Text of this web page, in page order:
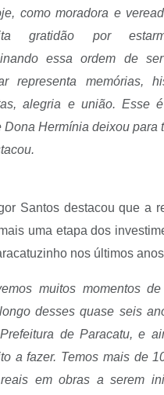
como moradora e
gratidão por
essa ordem de
representa memórias,
alegria e união. Esse
Dona Hermínia deixou para
Santos destacou que a
uma etapa dos
nos últimos
muitos momentos
desses quase seis
de Paracatu, e
a fazer. Temos mais de
em obras a serem